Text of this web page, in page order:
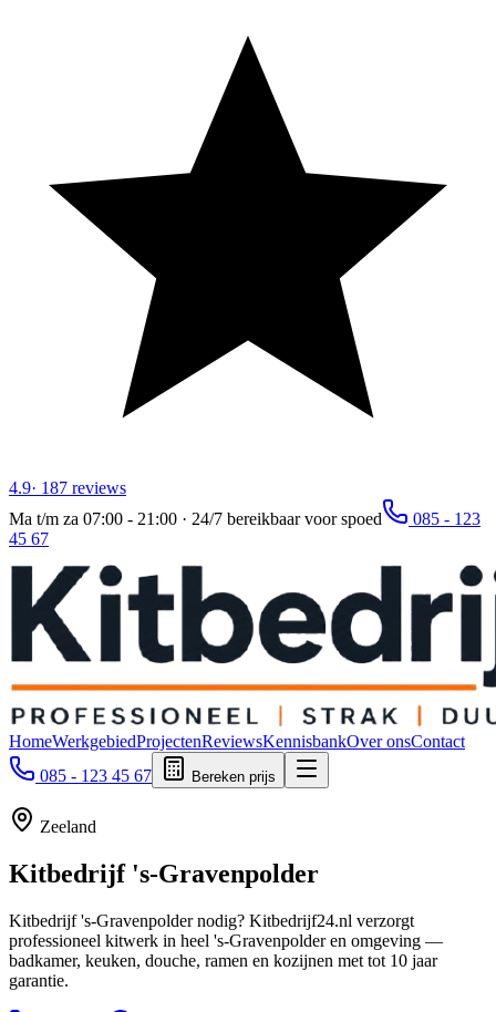
4.9· 187 reviews
Ma t/m za 07:00 - 21:00 · 24/7 bereikbaar voor spoed
085 - 123
45 67
HomeWerkgebiedProjectenReviewsKennisbankOver onsContact
085 - 123 45 67
Bereken prijs
Zeeland
Kitbedrijf 's-Gravenpolder
Kitbedrijf 's-Gravenpolder nodig? Kitbedrijf24.nl verzorgt
professioneel kitwerk in heel 's-Gravenpolder en omgeving —
badkamer, keuken, douche, ramen en kozijnen met tot 10 jaar
garantie.